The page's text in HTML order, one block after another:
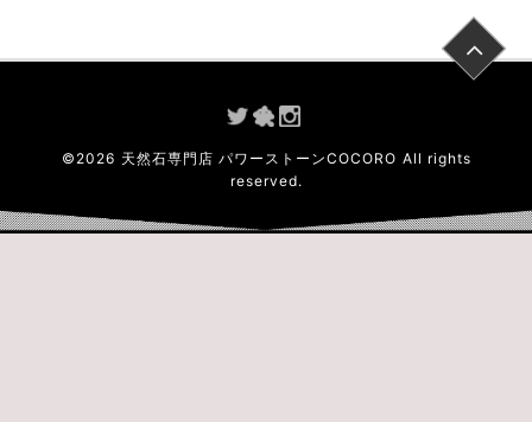
© 2026 天然石専門店 パワーストーンCOCORO All rights
reserved.